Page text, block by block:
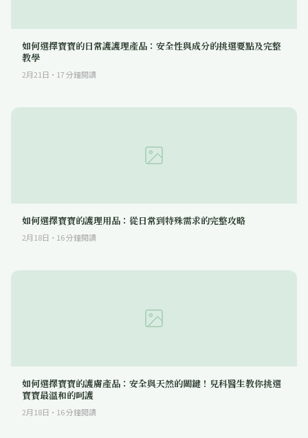
如何選擇寶寶的日常護護理產品：安全性與成分的挑選要點及完整
教學
2月21日 · 17分鐘閱讀
如何選擇寶寶的護理用品：從日常到特殊需求的完整攻略
2月18日 · 16分鐘閱讀
如何選擇寶寶的護膚產品：安全與天然的關鍵！兒科醫生教你挑選
寶寶最溫和的呵護
2月18日 · 16分鐘閱讀